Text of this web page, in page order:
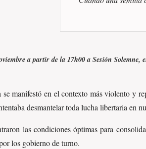
a partir de la 17h00 a Sesión Solemne,
manifestó en el contexto más violento y
desmantelar toda lucha libertaria en
las condiciones óptimas para
los gobierno de turno.